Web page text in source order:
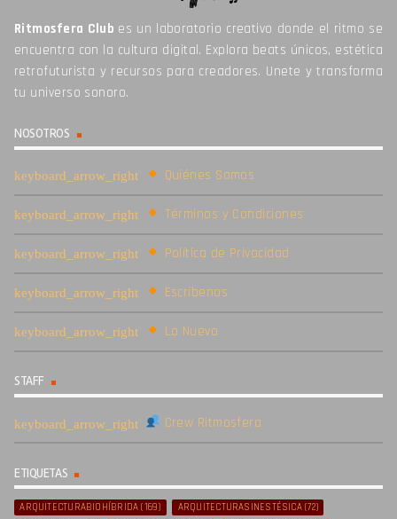
Ritmosfera Club es un laboratorio creativo donde el ritmo se
encuentra con la cultura digital. Explora beats únicos, estética
retrofuturista y recursos para creadores. Unete y transforma
tu universo sonoro.
NOSOTROS
Quiénes Somos
Términos y Condiciones
Política de Privacidad
Escríbenos
Lo Nuevo
STAFF
Crew Ritmosfera
ETIQUETAS
ARQUITECTURABIOHÍBRIDA (169) ARQUITECTURASINESTÉSICA(72)